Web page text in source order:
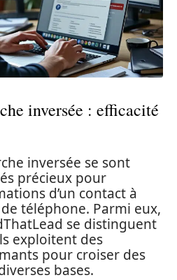
inversée : efficacité
inversée se sont
précieux pour
d’un contact à
téléphone. Parmi eux,
se distinguent
exploitent des
pour croiser des
bases.